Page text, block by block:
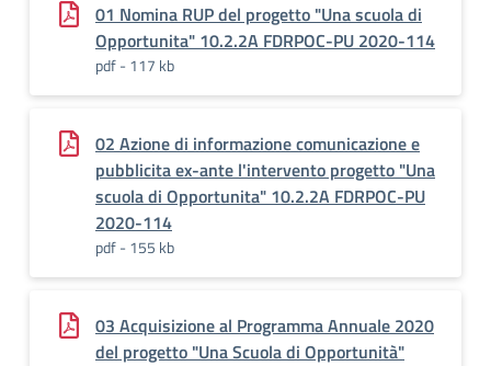
01 Nomina RUP del progetto "Una scuola di
Opportunita" 10.2.2A FDRPOC-PU 2020-114
pdf - 117 kb
02 Azione di informazione comunicazione e
pubblicita ex-ante l'intervento progetto "Una
scuola di Opportunita" 10.2.2A FDRPOC-PU
2020-114
pdf - 155 kb
03 Acquisizione al Programma Annuale 2020
del progetto "Una Scuola di Opportunità"